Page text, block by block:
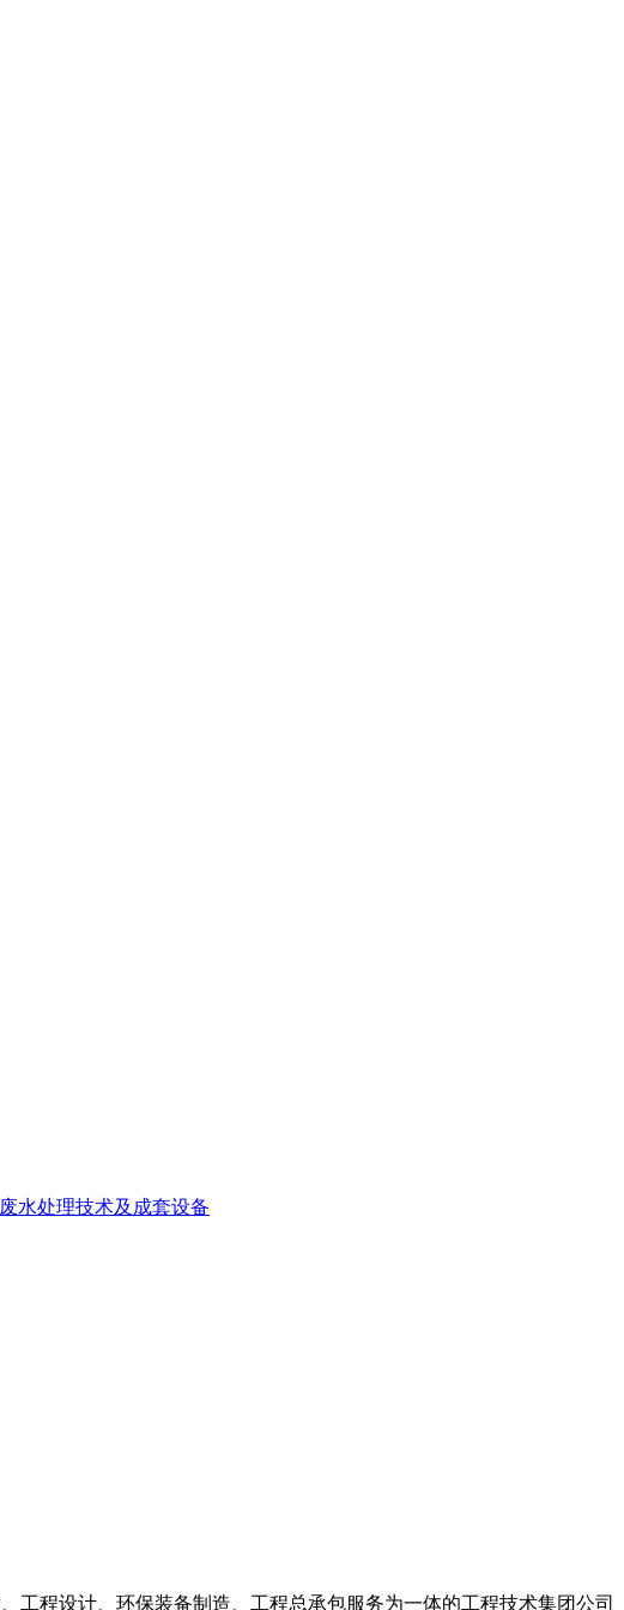
水处理技术及成套设备
工程设计、环保装备制造、工程总承包服务为一体的工程技术集团公司